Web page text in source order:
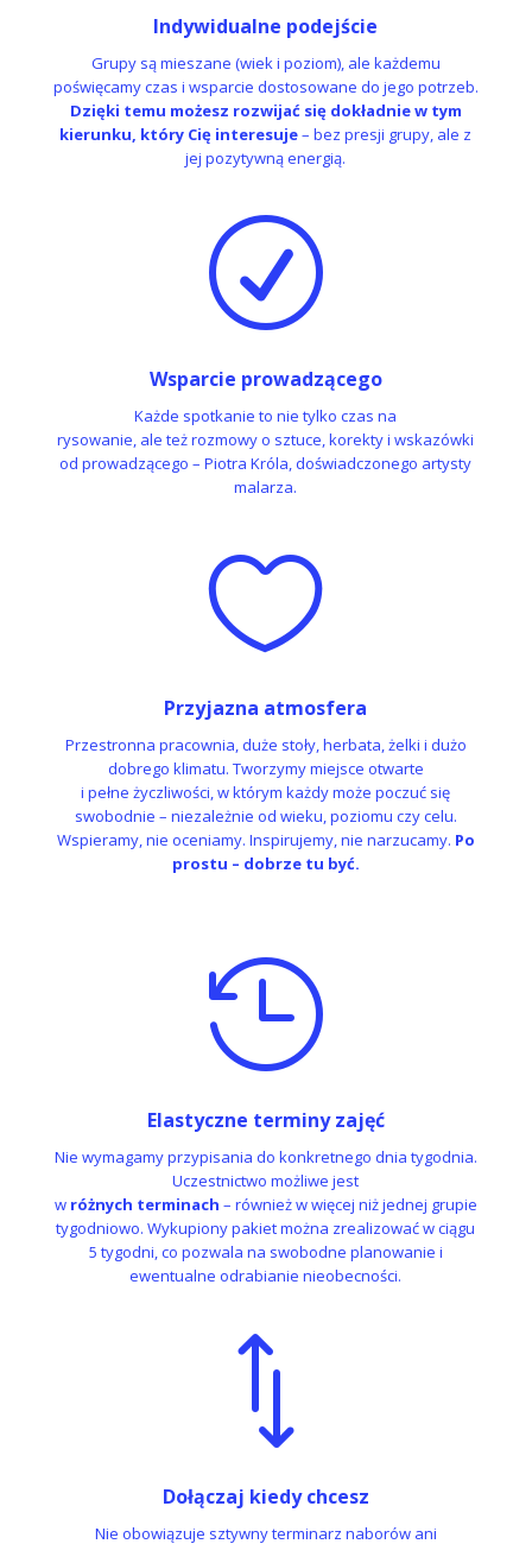
Indywidualne podejście
Grupy są mieszane (wiek i poziom), ale każdemu
poświęcamy czas i wsparcie dostosowane do jego potrzeb.
Dzięki temu możesz rozwijać się dokładnie w tym
kierunku, który Cię interesuje– bez presji grupy, ale z
jej pozytywną energią.
R
Wsparcie prowadzącego
Każde spotkanie to nie tylko czas na
rysowanie, ale też rozmowy o sztuce, korekty i wskazówki
od prowadzącego – Piotra Króla, doświadczonego artysty
malarza.

Przyjazna atmosfera
Przestronna pracownia, duże stoły, herbata, żelki i dużo
dobrego klimatu. Tworzymy miejsce otwarte
i pełne życzliwości, w którym każdy może poczuć się
swobodnie – niezależnie od wieku, poziomu czy celu.
Wspieramy, nie oceniamy. Inspirujemy, nie narzucamy. Po
prostu – dobrze tu być.

Elastyczne terminy zajęć
Nie wymagamy przypisania do konkretnego dnia tygodnia.
Uczestnictwo możliwe jest
w różnych terminach – również w więcej niż jednej grupie
tygodniowo. Wykupiony pakiet można zrealizować w ciągu
5 tygodni, co pozwala na swobodne planowanie i
ewentualne odrabianie nieobecności.
*
Dołączaj kiedy chcesz
Nie obowiązuje sztywny terminarz naborów ani